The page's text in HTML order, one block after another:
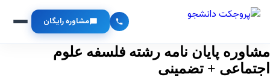
مشاوره رایگان
مشاوره پایان نامه رشته فلسفه علوم
اجتماعی + تضمینی